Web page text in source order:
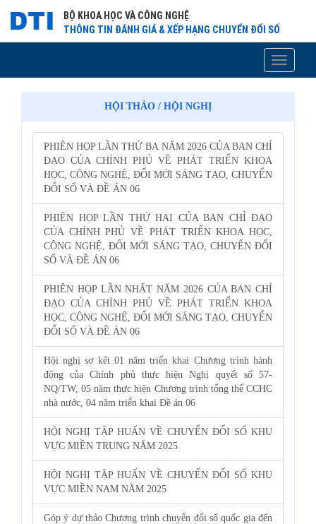
BỘ KHOA HỌC VÀ CÔNG NGHỆ
THÔNG TIN ĐÁNH GIÁ & XẾP HẠNG CHUYỂN ĐỔI SỐ
Toggle
HỘI THẢO / HỘI NGHỊ
PHIÊN HỌP LẦN THỨ BA NĂM 2026 CỦA BAN CHỈ
ĐẠO CỦA CHÍNH PHỦ VỀ PHÁT TRIỂN KHOA
HỌC, CÔNG NGHỆ, ĐỔI MỚI SÁNG TẠO, CHUYỂN
ĐỔI SỐ VÀ ĐỀ ÁN 06
PHIÊN HỌP LẦN THỨ HAI CỦA BAN CHỈ ĐẠO
CỦA CHÍNH PHỦ VỀ PHÁT TRIỂN KHOA HỌC,
CÔNG NGHỆ, ĐỔI MỚI SÁNG TẠO, CHUYỂN ĐỔI
SỐ VÀ ĐỀ ÁN 06
PHIÊN HỌP LẦN NHẤT NĂM 2026 CỦA BAN CHỈ
ĐẠO CỦA CHÍNH PHỦ VỀ PHÁT TRIỂN KHOA
HỌC, CÔNG NGHỆ, ĐỔI MỚI SÁNG TẠO, CHUYỂN
ĐỔI SỐ VÀ ĐỀ ÁN 06
Hội nghị sơ kết 01 năm triển khai Chương trình hành
động của Chính phủ thực hiện Nghị quyết số 57-
NQ/TW, 05 năm thực hiện Chương trình tổng thể CCHC
nhà nước, 04 năm triển khai Đề án 06
HỘI NGHỊ TẬP HUẤN VỀ CHUYỂN ĐỔI SỐ KHU
VỰC MIỀN TRUNG NĂM 2025
HỘI NGHỊ TẬP HUẤN VỀ CHUYỂN ĐỔI SỐ KHU
VỰC MIỀN NAM NĂM 2025
Góp ý dự thảo Chương trình chuyển đổi số quốc gia đến